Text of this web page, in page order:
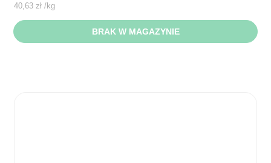
40,63 zł /kg
BRAK W MAGAZYNIE